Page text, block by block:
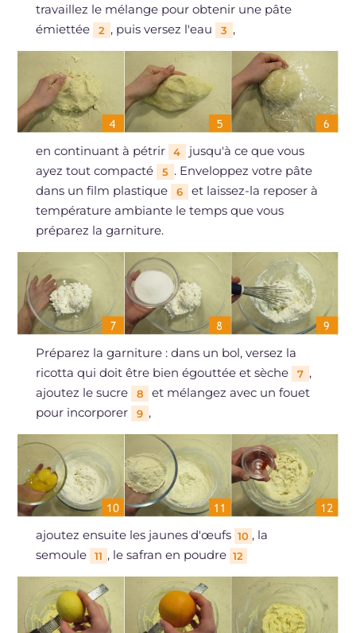
travaillez le mélange pour obtenir une pâte
émiettée
2 , puis versez l'eau 3 ,
en continuant à pétrir 4
jusqu'à ce que vous
ayez tout compacté
5 . Enveloppez votre pâte
dans un film plastique
6
et laissez-la reposer à
température ambiante le temps que vous
préparez la garniture.
Préparez la garniture : dans un bol, versez la
ricotta qui doit être bien égouttée et sèche
7 ,
ajoutez le sucre
8
et mélangez avec un fouet
pour incorporer
9 ,
ajoutez ensuite les jaunes d'œufs 10 , la
semoule
11 , le safran en poudre 12